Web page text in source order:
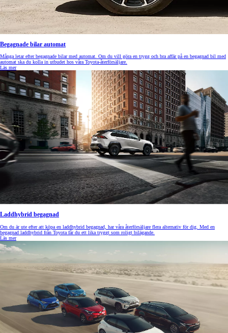
Begagnade bilar automat
Många letar efter begagnade bilar med automat. Om du vill göra en trygg och bra affär på en begagnad bil med
automat ska du kolla in utbudet hos våra Toyota-återförsäljare.
Läs mer
Laddhybrid begagnad
Om du är ute efter att köpa en laddhybrid begagnad, har våra återförsäljare flera alternativ för dig. Med en
begagnad laddhybrid från Toyota får du ett lika tryggt som roligt bilägande.
Läs mer